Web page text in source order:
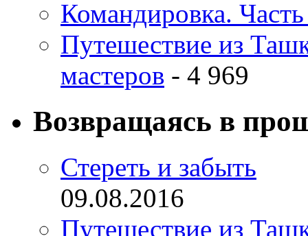
Командировка.
Путешествие из
мастеров - 4 969
Возвращаясь в
Стереть и забыть
09.08.2016
Путешествие из